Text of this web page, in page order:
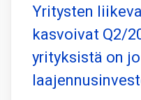
Yritysten
kasvoivat Q2/
yrityksistä on